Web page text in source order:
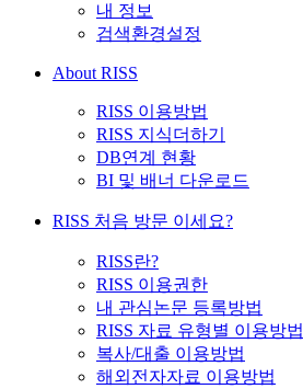
내 정보
검색환경설정
About RISS
RISS 이용방법
RISS 지식더하기
DB연계 현황
BI 및 배너 다운로드
RISS 처음 방문 이세요?
RISS란?
RISS 이용권한
내 관심논문 등록방법
RISS 자료 유형별 이용방법
복사/대출 이용방법
해외전자자료 이용방법